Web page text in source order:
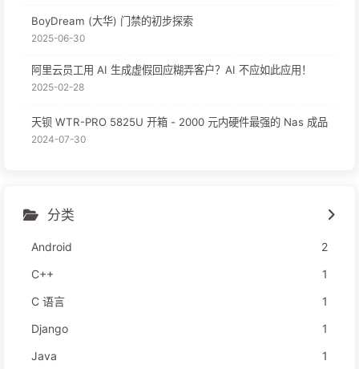
BoyDream (大华) 门禁的初步探索
2025-06-30
阿里云员工用 AI 生成虚假回应糊弄客户？AI 不应如此应用！
2025-02-28
天钡 WTR-PRO 5825U 开箱 - 2000 元内硬件最强的 Nas 成品
2024-07-30
分类
Android
2
C++
1
C 语言
1
Django
1
Java
1